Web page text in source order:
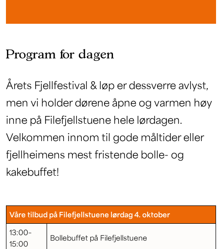
Program for dagen
Årets Fjellfestival & løp er dessverre avlyst,
men vi holder dørene åpne og varmen høy
inne på Filefjellstuene hele lørdagen.
Velkommen innom til gode måltider eller
fjellheimens mest fristende bolle- og
kakebuffet!
Våre tilbud på Filefjellstuene lørdag 4. oktober
13:00–
15:00
Bollebuffet på Filefjellstuene